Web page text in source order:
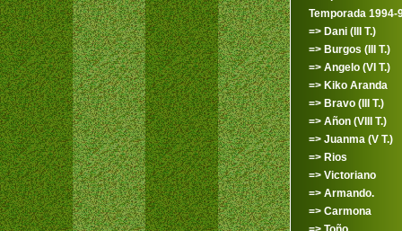
Temporada 1994-
=> Dani (III T.)
=> Burgos (III T.)
=> Angelo (VI T.)
=> Kiko Aranda
=> Bravo (III T.)
=> Añon (VIII T.)
=> Juanma (V T.)
=> Rios
=> Victoriano
=> Armando.
=> Carmona